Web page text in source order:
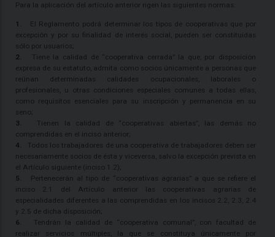
Para la aplicación del artículo anterior rigen las siguientes normas:
1. El Reglamento podrá determinar los tipos de cooperativas que por
excepción y por su finalidad de interés social, pueden ser constituidas
sólo por usuarios;
2. Tiene la calidad de “cooperativa cerrada” la que, por disposición
expresa de su estatuto, admita como socios únicamente a personas que
reúnan determinadas calidades ocupacionales, laborales o
profesionales, u otras condiciones especiales comunes a todas ellas,
como requisitos esenciales para su inscripción y permanencia en su
seno;
3. Tienen la calidad de “cooperativas abiertas”, las demás no
comprendidas en el inciso anterior;
4. Todos los trabajadores de una cooperativa de trabajadores deben ser
necesariamente socios de ésta y viceversa, salvo la excepción prevista en
el Artículo siguiente (inciso 1.2);
5. Pertenecerán al tipo de “cooperativas agrarias” a que se refiere el
inciso 2.1 del Artículo anterior las cooperativas agrarias de
especialidades diferentes a las comprendidas en los incisos 2.2, 2.3, 2.4
y 2.5 de dicha disposición;
6. Tendrán la calidad de “cooperativa comunal”, con facultad de
realizar servicios múltiples, la que se constituya únicamente por